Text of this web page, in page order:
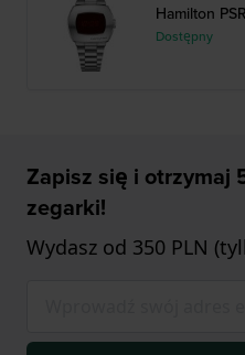
Hamilton
Dostępny
Zapisz się i otrzymaj
zegarki!
Wydasz od 350 PLN